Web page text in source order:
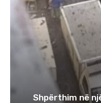
Shpërthim në